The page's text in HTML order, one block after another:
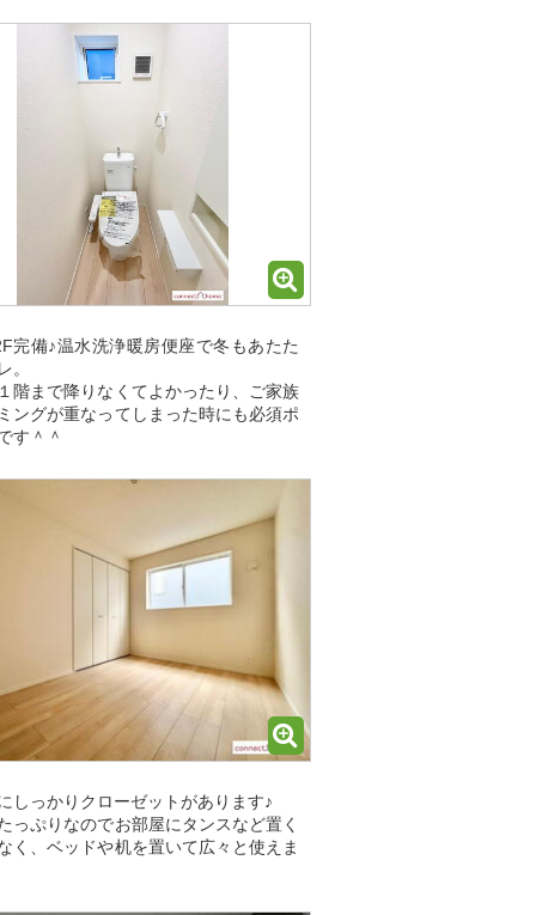
完備♪温水洗浄暖房便座で冬もあたた
。
階まで降りなくてよかったり、ご家族
ングが重なってしまった時にも必須ポ
す＾＾
しっかりクローゼットがあります♪
っぷりなのでお部屋にタンスなど置く
く、ベッドや机を置いて広々と使えま